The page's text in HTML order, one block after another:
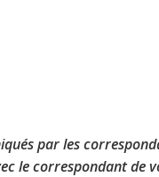
par les
le correspondant de